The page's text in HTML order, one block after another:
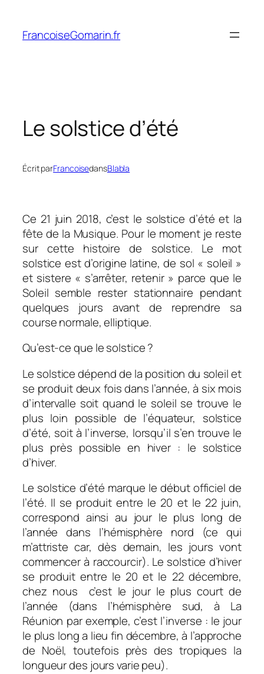
contenu
FrancoiseGomarin.fr
Le solstice d’été
Écrit parFrancoisedansBlabla
Ce 21 juin 2018, c’est le solstice d’été et la
fête de la Musique. Pour le moment je reste
sur cette histoire de solstice. Le mot
solstice est d’origine latine, de sol « soleil »
et sistere « s’arrêter, retenir » parce que le
Soleil semble rester stationnaire pendant
quelques jours avant de reprendre sa
course normale, elliptique.
Qu’est-ce que le solstice ?
Le solstice dépend de la position du soleil et
se produit deux fois dans l’année, à six mois
d’intervalle soit quand le soleil se trouve le
plus loin possible de l’équateur, solstice
d’été, soit à l’inverse, lorsqu’il s’en trouve le
plus près possible en hiver : le solstice
d’hiver.
Le solstice d’été marque le début officiel de
l’été. Il se produit entre le 20 et le 22 juin,
correspond ainsi au jour le plus long de
l’année dans l’hémisphère nord (ce qui
m’attriste car, dès demain, les jours vont
commencer à raccourcir). Le solstice d’hiver
se produit entre le 20 et le 22 décembre,
chez nous c’est le jour le plus court de
l’année (dans l’hémisphère sud, à La
Réunion par exemple, c’est l’inverse : le jour
le plus long a lieu fin décembre, à l’approche
de Noël, toutefois près des tropiques la
longueur des jours varie peu).